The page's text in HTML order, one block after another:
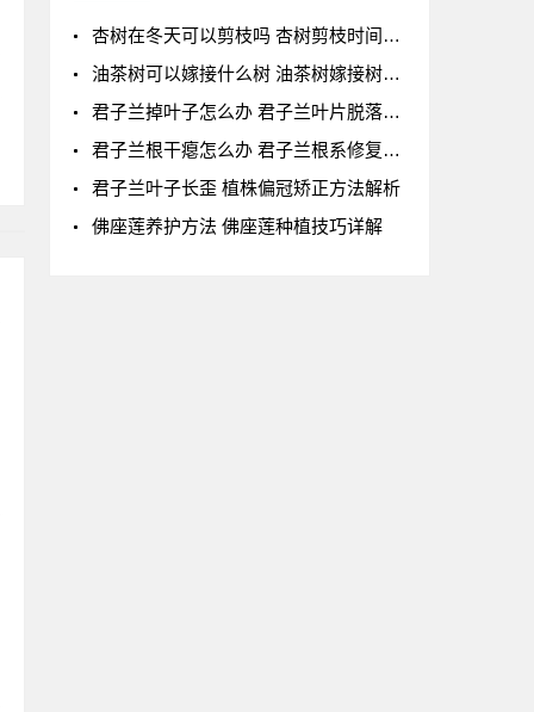
杏树在冬天可以剪枝吗 杏树剪枝时间及剪枝方法
油茶树可以嫁接什么树 油茶树嫁接树种及嫁接方
君子兰掉叶子怎么办 君子兰叶片脱落全解析
君子兰根干瘪怎么办 君子兰根系修复技巧
君子兰叶子长歪 植株偏冠矫正方法解析
佛座莲养护方法 佛座莲种植技巧详解